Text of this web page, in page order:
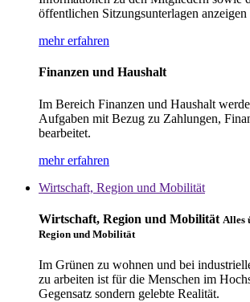
öffentlichen Sitzungsunterlagen anzeigen
mehr erfahren
Finanzen und Haushalt
Im Bereich Finanzen und Haushalt
Aufgaben mit Bezug zu Zahlungen,
bearbeitet.
mehr erfahren
Wirtschaft, Region und Mobilität
Wirtschaft, Region und Mobilität Alles
Region und Mobilität
Im Grünen zu wohnen und bei
zu arbeiten ist für die Menschen im
Gegensatz sondern gelebte Realität.